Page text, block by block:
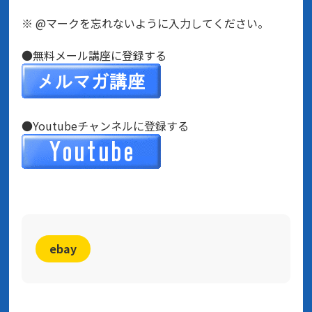
※ @マークを忘れないように入力してください。
●無料メール講座に登録する
●Youtubeチャンネルに登録する
ebay